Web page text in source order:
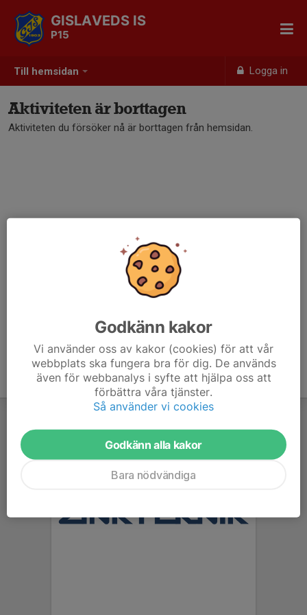
Till hemsidan Logga in
GISLAVEDS IS
P15
Aktiviteten är borttagen
Aktiviteten du försöker nå är borttagen från hemsidan.
Godkänn kakor
Vi använder oss av kakor (cookies) för att vår
webbplats ska fungera bra för dig. De används
även för webbanalys i syfte att hjälpa oss att
förbättra våra tjänster.
Så använder vi cookies
Godkänn alla kakor
Bara nödvändiga